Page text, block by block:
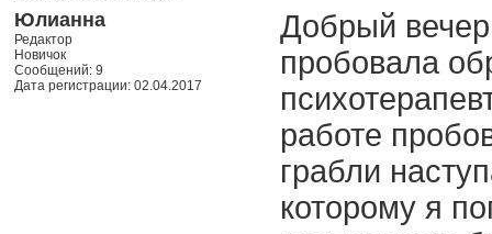
Юлианна
Редактор
Новичок
Сообщений: 9
Дата регистрации: 02.04.2017
Добрый
пробовала
работе
грабли
которому я